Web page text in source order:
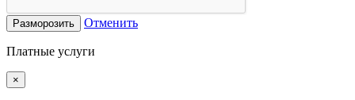
Разморозить Отменить
Платные услуги
×